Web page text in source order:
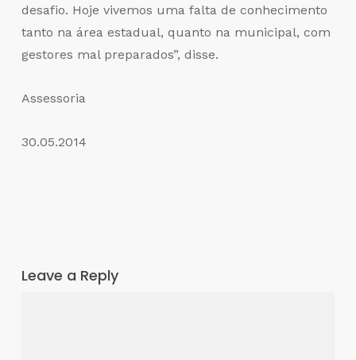
desafio. Hoje vivemos uma falta de conhecimento
tanto na área estadual, quanto na municipal, com
gestores mal preparados”, disse.
Assessoria
30.05.2014
Leave a Reply